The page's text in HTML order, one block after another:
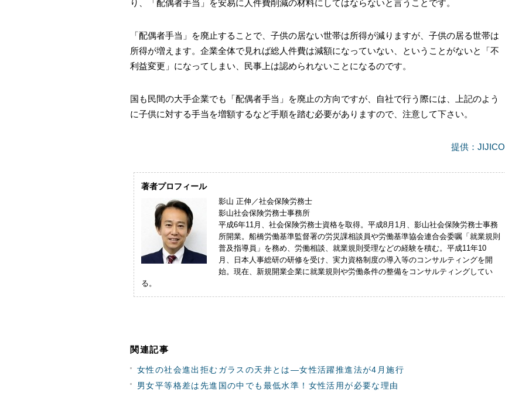
り、「配偶者手当」を安易に人件費削減の材料にしてはならないと言うことです。
「配偶者手当」を廃止することで、子供の居ない世帯は所得が減りますが、子供の居る世帯は
所得が増えます。企業全体で見れば総人件費は減額になっていない、ということがないと「不
利益変更」になってしまい、民事上は認められないことになるのです。
国も民間の大手企業でも「配偶者手当」を廃止の方向ですが、自社で行う際には、上記のよう
に子供に対する手当を増額するなど手順を踏む必要がありますので、注意して下さい。
提供：JIJICO
著者プロフィール
影山 正伸／社会保険労務士
影山社会保険労務士事務所
平成6年11月、社会保険労務士資格を取得。平成8月1月、影山社会保険労務士事務
所開業。船橋労働基準監督署の労災課相談員や労働基準協会連合会委嘱「就業規則
普及指導員」を務め、労働相談、就業規則受理などの経験を積む。平成11年10
月、日本人事総研の研修を受け、実力資格制度の導入等のコンサルティングを開
始。現在、新規開業企業に就業規則や労働条件の整備をコンサルティングしてい
る。
関連記事
女性の社会進出拒むガラスの天井とは―女性活躍推進法が4月施行
男女平等格差は先進国の中でも最低水準！女性活用が必要な理由